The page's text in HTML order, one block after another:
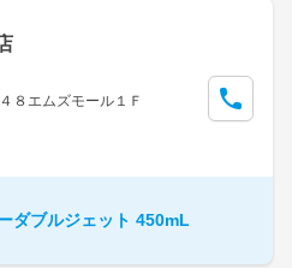
８エムズモール１Ｆ
ダブルジェット 450mL